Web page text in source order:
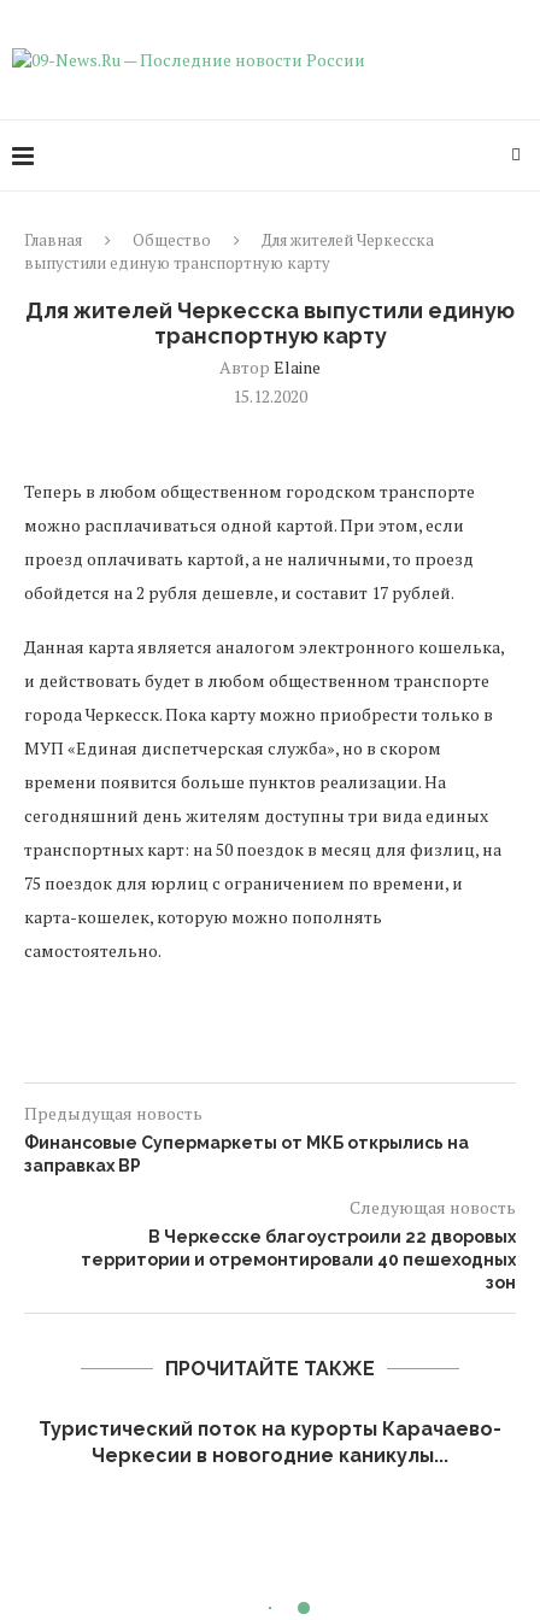
Главная Общество
Для жителей Черкесска
выпустили единую транспортную карту
Для жителей Черкесска выпустили единую
транспортную карту
Автор Elaine
15.12.2020
Теперь в любом общественном городском транспорте
можно расплачиваться одной картой. При этом, если
проезд оплачивать картой, а не наличными, то проезд
обойдется на 2 рубля дешевле, и составит 17 рублей.
Данная карта является аналогом электронного кошелька,
и действовать будет в любом общественном транспорте
города Черкесск. Пока карту можно приобрести только в
МУП «Единая диспетчерская служба», но в скором
времени появится больше пунктов реализации. На
сегодняшний день жителям доступны три вида единых
транспортных карт: на 50 поездок в месяц для физлиц, на
75 поездок для юрлиц с ограничением по времени, и
карта-кошелек, которую можно пополнять
самостоятельно.
Предыдущая новость
Финансовые Супермаркеты от МКБ открылись на
заправках ВР
Следующая новость
В Черкесске благоустроили 22 дворовых
территории и отремонтировали 40 пешеходных
зон
ПРОЧИТАЙТЕ ТАКЖЕ
Туристический поток на курорты Карачаево-
Черкесии в новогодние каникулы...